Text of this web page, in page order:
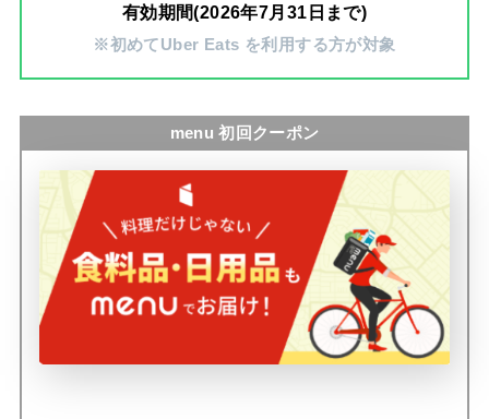
有効期間(2026年7月31日まで)
※初めてUber Eats を利用する方が対象
menu 初回クーポン